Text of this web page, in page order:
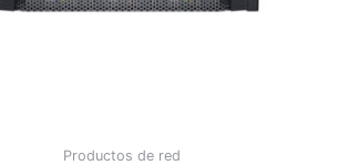
Productos de red